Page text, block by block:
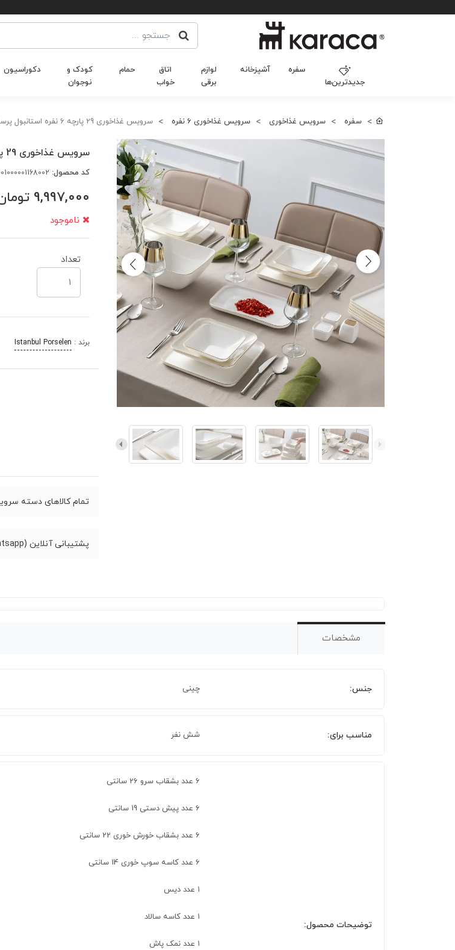
جدیدترین‌ها
سفره آشپزخانه
لوازم
برقی
اتاق
خواب
حمام
کودک و
نوجوان
دکوراسیون
سفره سرویس غذاخوری سرویس غذاخوری 6 نفره سرویس غذاخوری 29 پارچه 6 نفره استانبول پرسلن Nadide طلایی
سرویس غذاخوری 29 پارچه 6 نفره استانبول پرسلن Nadide طلایی
کد محصول:
9,997,000
ناموجود
تعداد
برند : Istanbul Porselen
تمام کالاهای دسته سرویس
پشتیبانی آنلاین (whatsapp)
مشخصات
جنس: چینی
مناسب برای: شش نفر
توضیحات محصول:
6 عدد بشقاب سرو 26 سانتی
۶ عدد پیش دستی 19 سانتی
6 عدد بشقاب خورش خوری 22 سانتی
6 عدد کاسه سوپ خوری 14 سانتی
۱ عدد دیس
۱ عدد کاسه سالاد
۱ عدد نمک پاش